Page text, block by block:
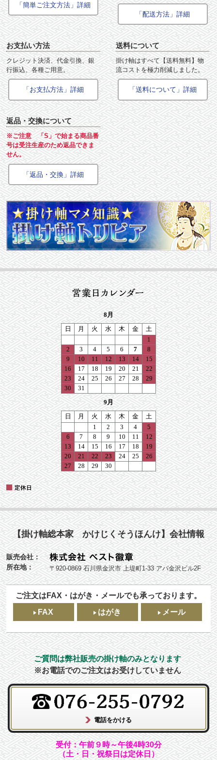
「簡単ご注文方法」詳細
「配送方法」詳細
お支払い方法
クレジット決済、代金引換、銀
行振込、各種ご用意。
「お支払方法」詳細
送料について
掛け軸はすべて【送料無料】物
流コストを極力削減しました。
「送料について」詳細
返品・交換について
※ご注意 「S」で始まる商品番
号は受注生産のため返品できま
せん。
「返品・交換」詳細
【掛け軸総本家 かけじくそうほんけ】会社情報
販売会社：
所在地：
〒920-0869 石川県金沢市 上堤町1-33 アパ金沢ビル2F
ご注文はFAX・はがき・メールでも承っております。
FAX
はがき メール
ご質問は弊社販売の掛け軸のみとなります
※お電話でのご注文はお受けしていません
受付：午前９時～午後4時30分
（土・日・祝祭日は定休日）